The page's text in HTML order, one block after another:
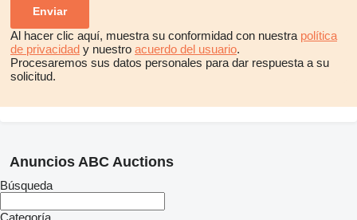
Al hacer clic aquí, muestra su conformidad con nuestra política
de privacidad y nuestro acuerdo del usuario.
Procesaremos sus datos personales para dar respuesta a su
solicitud.
Anuncios ABC Auctions
Búsqueda
Categoría